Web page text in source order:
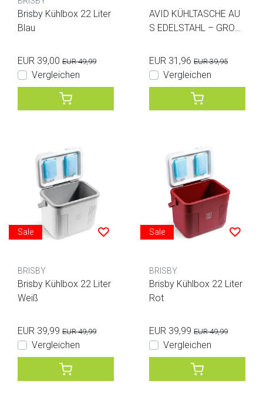
Brisby Kühlbox 22 Liter
Blau
EUR 39,00 EUR 49,99
Vergleichen
AVID KÜHLTASCHE AU
S EDELSTAHL – GROS
EUR 31,96 EUR 39,95
Vergleichen
Sale
BRISBY
Brisby Kühlbox 22 Liter
Weiß
EUR 39,99 EUR 49,99
Vergleichen
Sale
BRISBY
Brisby Kühlbox 22 Liter
Rot
EUR 39,99 EUR 49,99
Vergleichen